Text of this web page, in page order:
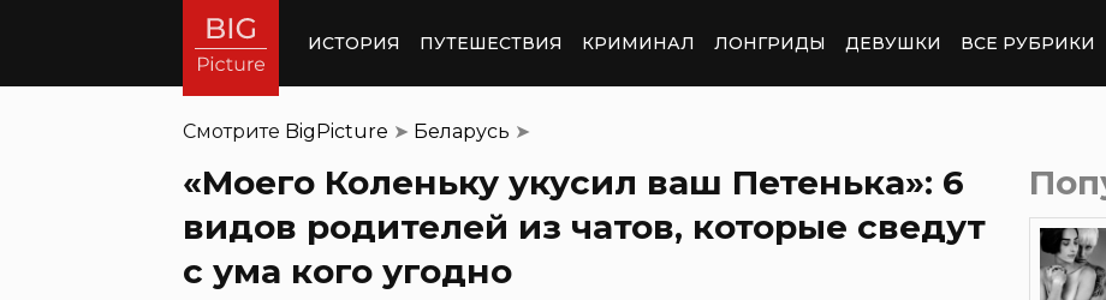
ИСТОРИЯ ПУТЕШЕСТВИЯ КРИМИНАЛ ЛОНГРИДЫ ДЕВУШКИ ВСЕ РУБРИКИ
Смотрите BigPicture ➤ Беларусь ➤
«Моего Коленьку укусил ваш Петенька»: 6
видов родителей из чатов, которые сведут
с ума кого угодно